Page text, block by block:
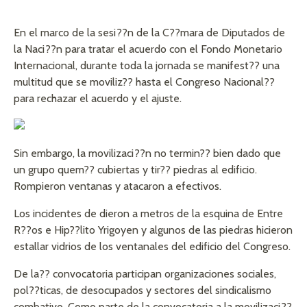
En el marco de la sesi??n de la C??mara de Diputados de
la Naci??n para tratar el acuerdo con el Fondo Monetario
Internacional, durante toda la jornada se manifest?? una
multitud que se moviliz?? hasta el Congreso Nacional??
para rechazar el acuerdo y el ajuste.
Sin embargo, la movilizaci??n no termin?? bien dado que
un grupo quem?? cubiertas y tir?? piedras al edificio.
Rompieron ventanas y atacaron a efectivos.
Los incidentes de dieron a metros de la esquina de Entre
R??os e Hip??lito Yrigoyen y algunos de las piedras hicieron
estallar vidrios de los ventanales del edificio del Congreso.
De la?? convocatoria participan organizaciones sociales,
pol??ticas, de desocupados y sectores del sindicalismo